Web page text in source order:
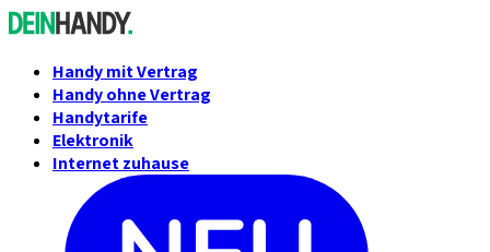
Handy mit Vertrag
Handy ohne Vertrag
Handytarife
Elektronik
Internet zuhause